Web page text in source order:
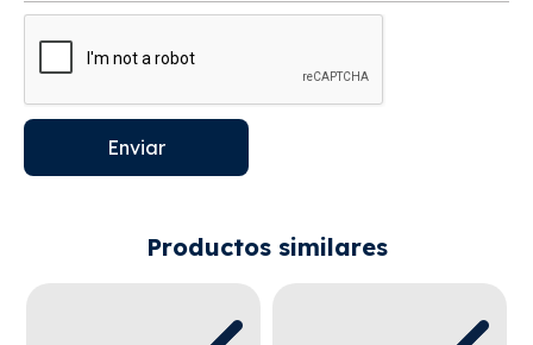
Enviar
Productos similares